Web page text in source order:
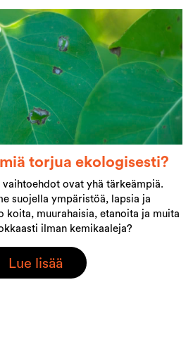
torjua ekologisesti?
ovat yhä tärkeämpiä.
suojella ympäristöä, lapsia ja
koita, muurahaisia, etanoita ja muita
ilman kemikaaleja?
Lue lisää